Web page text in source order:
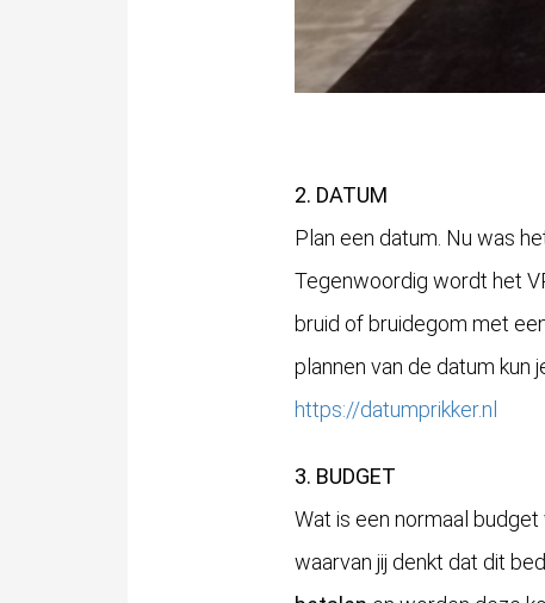
2. DATUM
Plan een datum. Nu was
Tegenwoordig wordt het
bruid of bruidegom met
plannen van de datum kun
https://datumprikker.nl
3. BUDGET
Wat is een normaal
waarvan jij denkt dat dit